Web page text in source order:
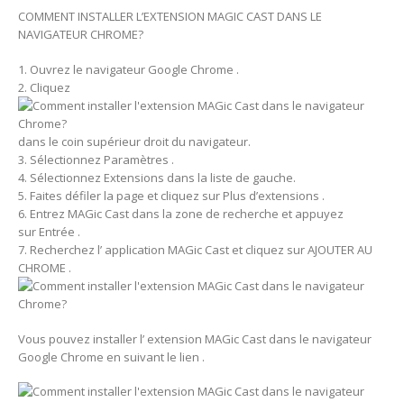
COMMENT INSTALLER L’EXTENSION MAGIC CAST DANS LE
NAVIGATEUR CHROME?
1. Ouvrez le navigateur Google Chrome .
2. Cliquez
dans le coin supérieur droit du navigateur.
3. Sélectionnez Paramètres .
4. Sélectionnez Extensions dans la liste de gauche.
5. Faites défiler la page et cliquez sur Plus d’extensions .
6. Entrez MAGic Cast dans la zone de recherche et appuyez
sur Entrée .
7. Recherchez l’ application MAGic Cast et cliquez sur AJOUTER AU
CHROME .
Vous pouvez installer l’ extension MAGic Cast dans le navigateur
Google Chrome en suivant le lien .